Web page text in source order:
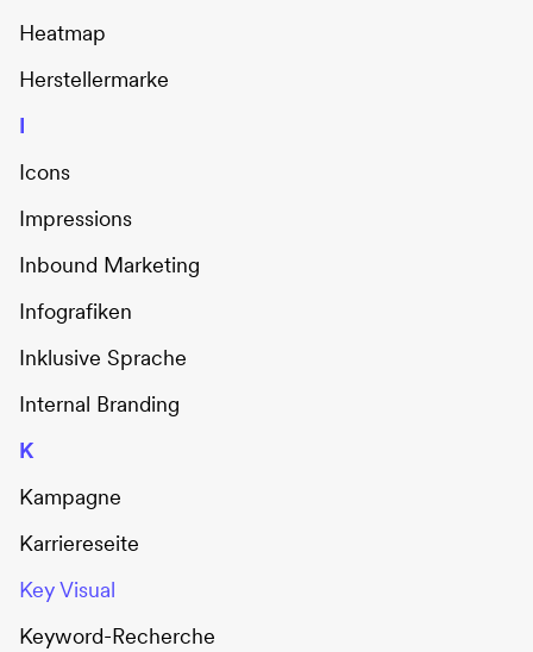
Heatmap
Herstellermarke
I
Icons
Impressions
Inbound Marketing
Infografiken
Inklusive Sprache
Internal Branding
K
Kampagne
Karriereseite
Key Visual
Keyword-Recherche